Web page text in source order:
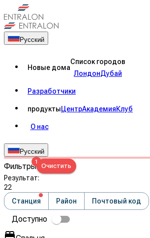
Русский
Новые дома
Список городов
ЛондонДубай
Разработчики
продуктыЦентрАкадемияКлуб
О нас
Русский
Фильтры1
Очистить
Результат:
22
Станция
Район Почтовый код
Доступно